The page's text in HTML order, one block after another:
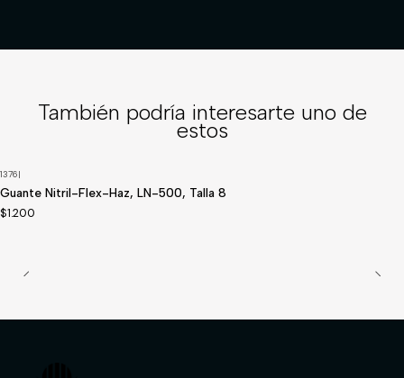
También podría interesarte uno de
estos
1376|
Guante Nitril-Flex-Haz, LN-500, Talla 8
$1.200